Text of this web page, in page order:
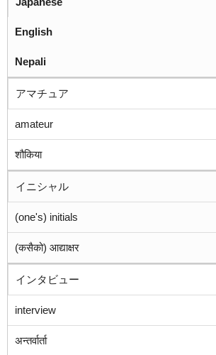
English
Nepali
アマチュア
amateur
शौकिया
イニシャル
(one's) initials
(कसैको) आद्याक्षर
インタビュー
interview
अन्तर्वार्ता